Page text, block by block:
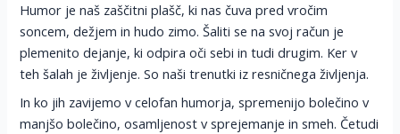
Humor je naš zaščitni plašč, ki nas čuva pred vročim
soncem, dežjem in hudo zimo. Šaliti se na svoj račun je
plemenito dejanje, ki odpira oči sebi in tudi drugim. Ker v
teh šalah je življenje. So naši trenutki iz resničnega življenja.
In ko jih zavijemo v celofan humorja, spremenijo bolečino v
manjšo bolečino, osamljenost v sprejemanje in smeh. Četudi